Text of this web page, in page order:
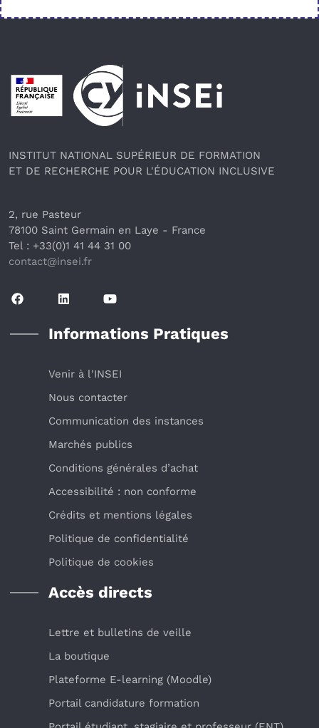
Pied de page
INSTITUT NATIONAL SUPÉRIEUR DE FORMATION
ET DE RECHERCHE POUR L'ÉDUCATION INCLUSIVE
2, rue Pasteur
78100 Saint Germain en Laye - France
Tel : +33(0)1 41 44 31 00
contact@insei.fr
Informations Pratiques
Venir à l'INSEI
Nous contacter
Communication des instances
Marchés publics
Conditions générales d’achat
Accessibilité : non conforme
Crédits et mentions légales
Politique de confidentialité
Politique de cookies
Accès directs
Lettre et bulletins de veille
La boutique
Plateforme E-learning (Moodle)
Portail candidature formation